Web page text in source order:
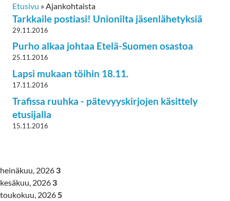
Etusivu » Ajankohtaista
Tarkkaile postiasi! Unionilta jäsenlähetyksiä
29.11.2016
Purho alkaa johtaa Etelä-Suomen osastoa
25.11.2016
Lapsi mukaan töihin 18.11.
17.11.2016
Trafissa ruuhka - pätevyyskirjojen käsittely
etusijalla
15.11.2016
heinäkuu, 2026 3
kesäkuu, 2026 3
toukokuu, 20265